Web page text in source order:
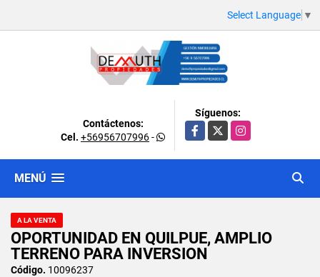
Select Language ▼
Contáctenos:
Cel. +56956707996-
Síguenos:
Facebook
X Instagram
MENÚ
A LA VENTA
OPORTUNIDAD EN QUILPUE, AMPLIO
TERRENO PARA INVERSION
Código. 10096237